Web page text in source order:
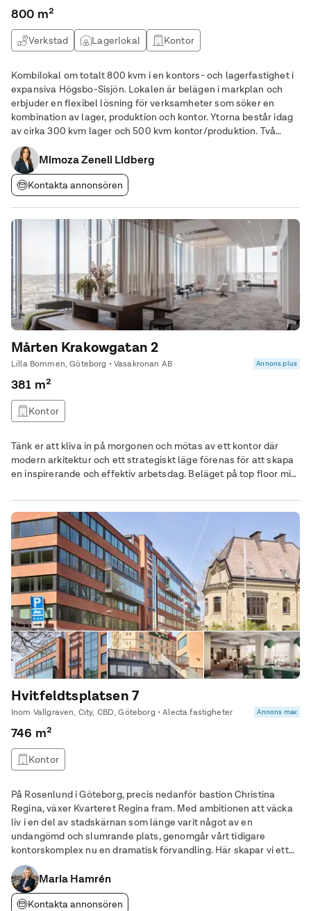
800 m²
Verkstad Lagerlokal Kontor
Kombilokal om totalt 800 kvm i en kontors- och lagerfastighet i
expansiva Högsbo-Sisjön. Lokalen är belägen i markplan och
erbjuder en flexibel lösning för verksamheter som söker en
kombination av lager, produktion och kontor. Ytorna består idag
av cirka 300 kvm lager och 500 kvm kontor/produktion. Två
portar möjliggör smidig in- och utlastning, och det finns goda
möjligheter att anpassa lokalen
Mimoza Zeneli Lidberg
Kontakta annonsören
Mårten Krakowgatan 2
Lilla Bommen, Göteborg • Vasakronan AB Annons plus
381 m²
Kontor
Tänk er att kliva in på morgonen och mötas av ett kontor där
modern arkitektur och ett strategiskt läge förenas för att skapa
en inspirerande och effektiv arbetsdag. Beläget på top floor mitt
381 kvadratmeter. Här erbjuds ett öppet landskap med 34
arbetsplatser, utformat för att främja både samarbete och
koncentration. Stora
Hvitfeldtsplatsen 7
Inom Vallgraven, City, CBD, Göteborg • Alecta fastigheter Annons max
746 m²
Kontor
På Rosenlund i Göteborg, precis nedanför bastion Christina
Regina, växer Kvarteret Regina fram. Med ambitionen att väcka
liv i en del av stadskärnan som länge varit något av en
undangömd och slumrande plats, genomgår vårt tidigare
kontorskomplex nu en dramatisk förvandling. Här skapar vi ett
levande kvarter som rymmer allt du behöver – en plats där full
Maria Hamrén
Kontakta annonsören